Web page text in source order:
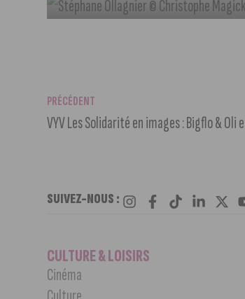
PRÉCÉDENT
VYV Les Solidarité en images : Bigflo & Oli
SUIVEZ-NOUS :
CULTURE & LOISIRS
Cinéma